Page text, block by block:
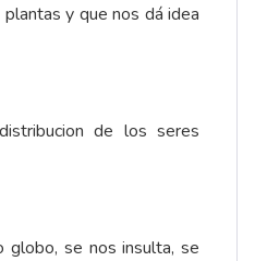
y que nos dá idea
de los seres
globo, se nos insulta, se